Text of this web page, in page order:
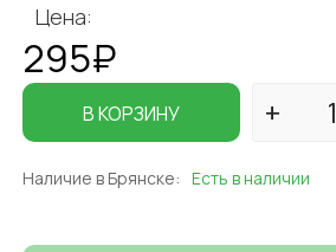
Цена:
295₽
В КОРЗИНУ
Наличие в Брянске: Есть в наличии